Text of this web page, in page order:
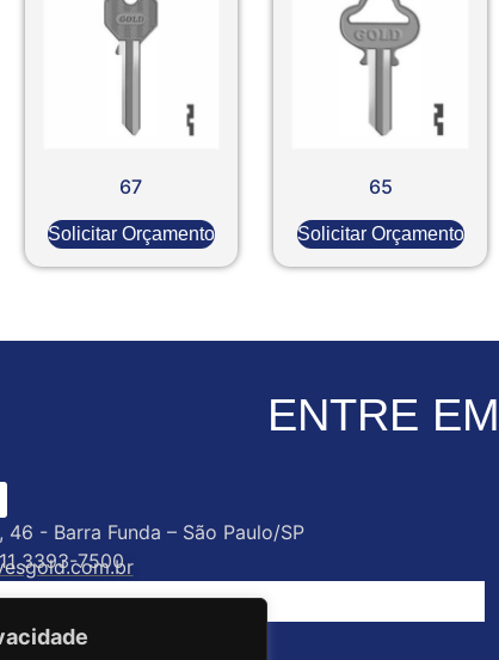
67
Solicitar Orçamento
65
Solicitar Orçamento
ENTRE
46 - Barra Funda – São Paulo/SP
3393-7500